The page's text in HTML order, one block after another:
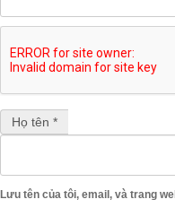
Họ tên *
Lưu tên của tôi, email, và trang